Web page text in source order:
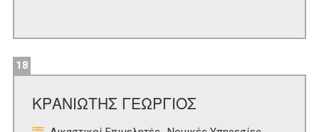
18
ΚΡΑΝΙΩΤΗΣ ΓΕΩΡΓΙΟΣ